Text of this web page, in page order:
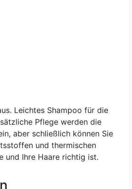
Leichtes Shampoo für die
Pflege werden die
aber schließlich können Sie
und thermischen
und Ihre Haare richtig ist.